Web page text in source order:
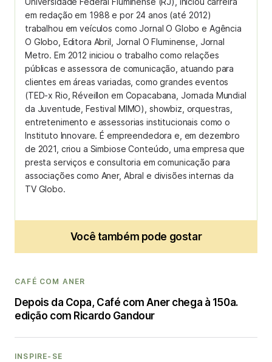
em redação em 1988 e por 24 anos (até 2012)
trabalhou em veículos como Jornal O Globo e Agência
O Globo, Editora Abril, Jornal O Fluminense, Jornal
Metro. Em 2012 iniciou o trabalho como relações
públicas e assessora de comunicação, atuando para
clientes em áreas variadas, como grandes eventos
(TED-x Rio, Réveillon em Copacabana, Jornada Mundial
da Juventude, Festival MIMO), showbiz, orquestras,
entretenimento e assessorias institucionais como o
Instituto Innovare. É empreendedora e, em dezembro
de 2021, criou a Simbiose Conteúdo, uma empresa que
presta serviços e consultoria em comunicação para
associações como Aner, Abral e divisões internas da
TV Globo.
Você também pode gostar
CAFÉ COM ANER
Depois da Copa, Café com Aner chega à 150a.
edição com Ricardo Gandour
INSPIRE-SE